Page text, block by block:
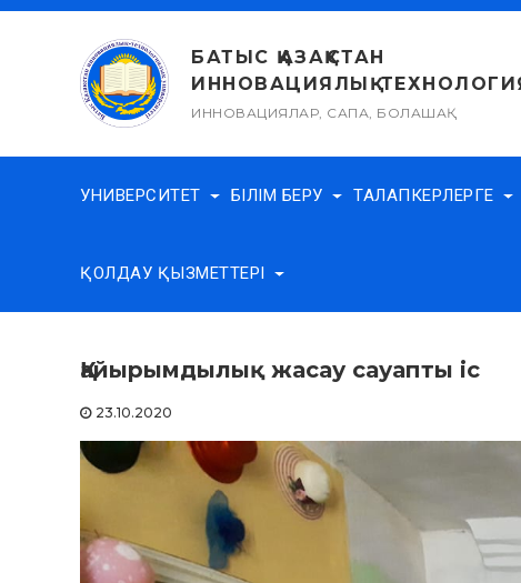
Skip
БАТЫС ҚАЗАҚСТАН
ИННОВАЦИЯЛЫҚ-
ИННОВАЦИЯЛАР, САПА, БОЛАШАҚ
УНИВЕРСИТЕТ БІЛІМ БЕРУ ТАЛАПКЕРЛЕРГЕ
ҚОЛДАУ ҚЫЗМЕТТЕРІ
Қайырымдылық жасау сауапты іс
23.10.2020